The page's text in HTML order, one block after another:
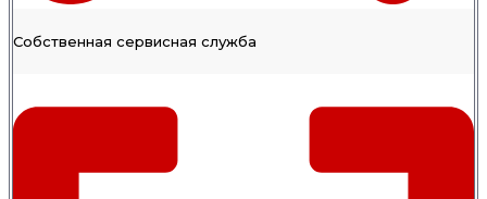
Собственная сервисная служба